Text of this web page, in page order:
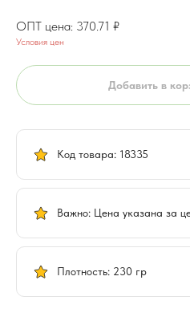
370.71 ₽
Условия цен
Добавить в
Код товара: 18335
Важно: Цена указана за
Плотность: 230 гр